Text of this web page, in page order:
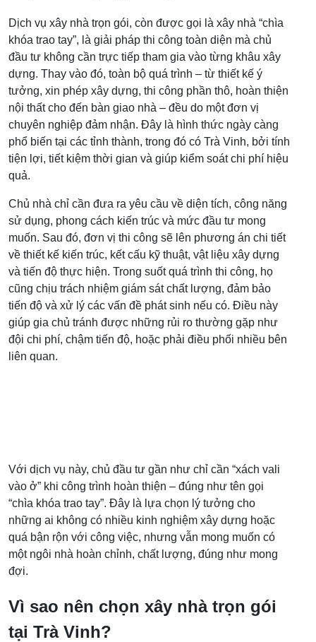
Dịch vụ xây nhà trọn gói, còn được gọi là xây nhà “chìa
khóa trao tay”, là giải pháp thi công toàn diện mà chủ
đầu tư không cần trực tiếp tham gia vào từng khâu xây
dựng. Thay vào đó, toàn bộ quá trình – từ thiết kế ý
tưởng, xin phép xây dựng, thi công phần thô, hoàn thiện
nội thất cho đến bàn giao nhà – đều do một đơn vị
chuyên nghiệp đảm nhận. Đây là hình thức ngày càng
phổ biến tại các tỉnh thành, trong đó có Trà Vinh, bởi tính
tiện lợi, tiết kiệm thời gian và giúp kiểm soát chi phí hiệu
quả.
Chủ nhà chỉ cần đưa ra yêu cầu về diện tích, công năng
sử dụng, phong cách kiến trúc và mức đầu tư mong
muốn. Sau đó, đơn vị thi công sẽ lên phương án chi tiết
về thiết kế kiến trúc, kết cấu kỹ thuật, vật liệu xây dựng
và tiến độ thực hiện. Trong suốt quá trình thi công, họ
cũng chịu trách nhiệm giám sát chất lượng, đảm bảo
tiến độ và xử lý các vấn đề phát sinh nếu có. Điều này
giúp gia chủ tránh được những rủi ro thường gặp như
đội chi phí, chậm tiến độ, hoặc phải điều phối nhiều bên
liên quan.
Với dịch vụ này, chủ đầu tư gần như chỉ cần “xách vali
vào ở” khi công trình hoàn thiện – đúng như tên gọi
“chìa khóa trao tay”. Đây là lựa chọn lý tưởng cho
những ai không có nhiều kinh nghiệm xây dựng hoặc
quá bận rộn với công việc, nhưng vẫn mong muốn có
một ngôi nhà hoàn chỉnh, chất lượng, đúng như mong
đợi.
Vì sao nên chọn xây nhà trọn gói
tại Trà Vinh?